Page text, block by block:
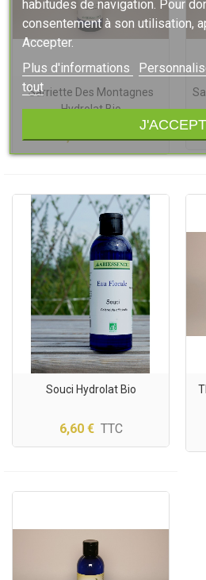
Sarriette Des Montagnes
Hydrolat Bio
5,60 € TTC
Souci Hydrolat Bio
6,60 € TTC
habitudes de navigation. Pour
consentement à son utilisation,
Accepter.
Plus d'informations
tout